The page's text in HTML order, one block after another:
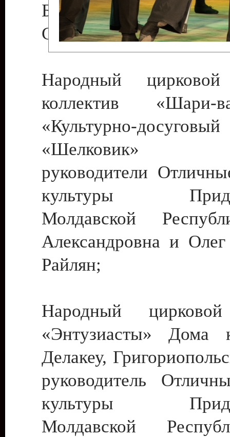
Бендеры ,
Светлана Георгиевна
Народный цирковой
коллектив
«Культурно-
«Шелковик»
руководители
культуры
Молдавской
Александровна и
Райлян;
Народный цирковой
«Энтузиасты» Дома
Делакеу,
руководитель
культуры
Молдавской